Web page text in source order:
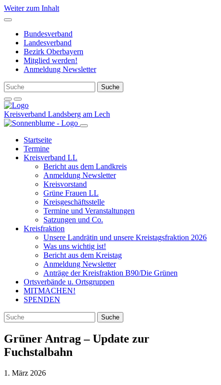
Weiter zum Inhalt
Bundesverband
Landesverband
Bezirk Oberbayern
Mitglied werden!
Anmeldung Newsletter
Kreisverband Landsberg am Lech
Startseite
Termine
Kreisverband LL
Bericht aus dem Landkreis
Anmeldung Newsletter
Kreisvorstand
Grüne Frauen LL
Kreisgeschäftsstelle
Termine und Veranstaltungen
Satzungen und Co.
Kreisfraktion
Unsere Landrätin und unsere Kreistagsfraktion 2026
Was uns wichtig ist!
Bericht aus dem Kreistag
Anmeldung Newsletter
Anträge der Kreisfraktion B90/Die Grünen
Ortsverbände u. Ortsgruppen
MITMACHEN!
SPENDEN
Grüner Antrag – Update zur
Fuchstalbahn
1. März 2026